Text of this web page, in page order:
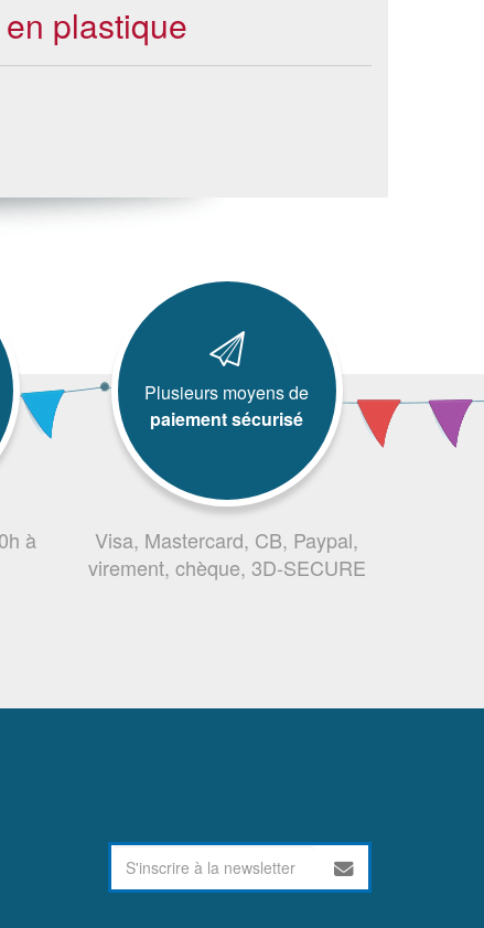
plastique
à
Plusieurs moyens de
paiement sécurisé
Visa, Mastercard, CB, Paypal,
virement, chèque, 3D-SECURE